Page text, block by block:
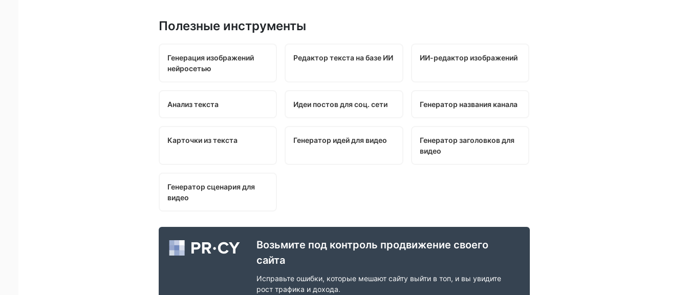
Полезные инструменты
Генерация изображений
нейросетью
Редактор текста на базе ИИ ИИ-редактор изображений
Анализ текста Идеи постов для соц. сети Генератор названия канала
Карточки из текста Генератор идей для видео
Генератор заголовков для
видео
Генератор сценария для
видео
Возьмите под контроль продвижение своего
сайта
Исправьте ошибки, которые мешают сайту выйти в топ, и вы увидите
рост трафика и дохода.